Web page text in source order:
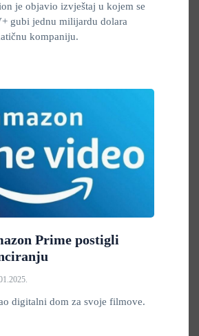
je objavio izvještaj u kojem se
gubi jednu milijardu dolara
kompaniju.
Prime postigli
digitalni dom za svoje filmove.